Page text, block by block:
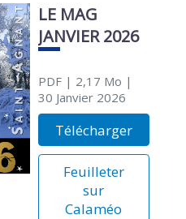
LE MAG
JANVIER 2026
PDF| 2,17 Mo |
30 Janvier 2026
Télécharger
Feuilleter
sur
Calaméo